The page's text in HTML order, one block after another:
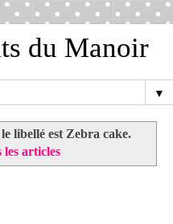
du Manoir
▼
libellé est Zebra cake.
articles